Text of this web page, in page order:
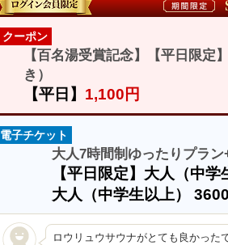
クーポン
【百名湯受賞記念】【平日限定
き）
【平日】 1,100円
電子チケット
大人7時間制ゆったりプラン
【平日限定】大人（中学
大人（中学生以上）
ロウリュウサウナがとても良かった